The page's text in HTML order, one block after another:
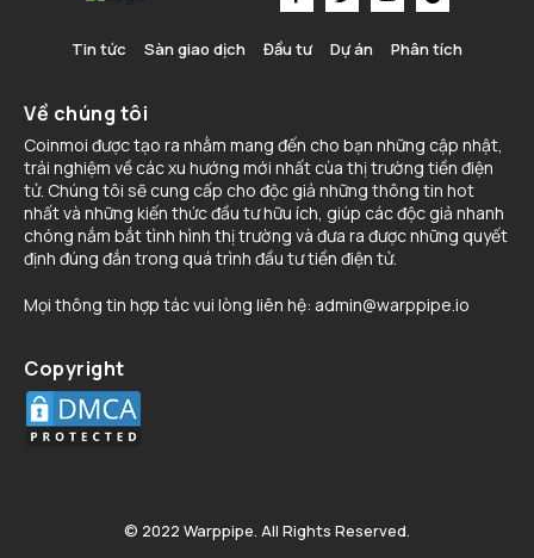
Tin tức Sàn giao dịch Đầu tư Dự án Phân tích
Về chúng tôi
Coinmoi được tạo ra nhằm mang đến cho bạn những cập nhật,
trải nghiệm về các xu hướng mới nhất cùa thị trường tiền điện
tử. Chúng tôi sẽ cung cấp cho độc giả những thông tin hot
nhất và những kiến thức đầu tư hữu ích, giúp các độc giả nhanh
chóng nắm bắt tình hình thị trường và đưa ra được những quyết
định đúng đắn trong quá trình đầu tư tiền điện tử.
Mọi thông tin hợp tác vui lòng liên hệ: admin@warppipe.io
Copyright
© 2022 Warppipe. All Rights Reserved.